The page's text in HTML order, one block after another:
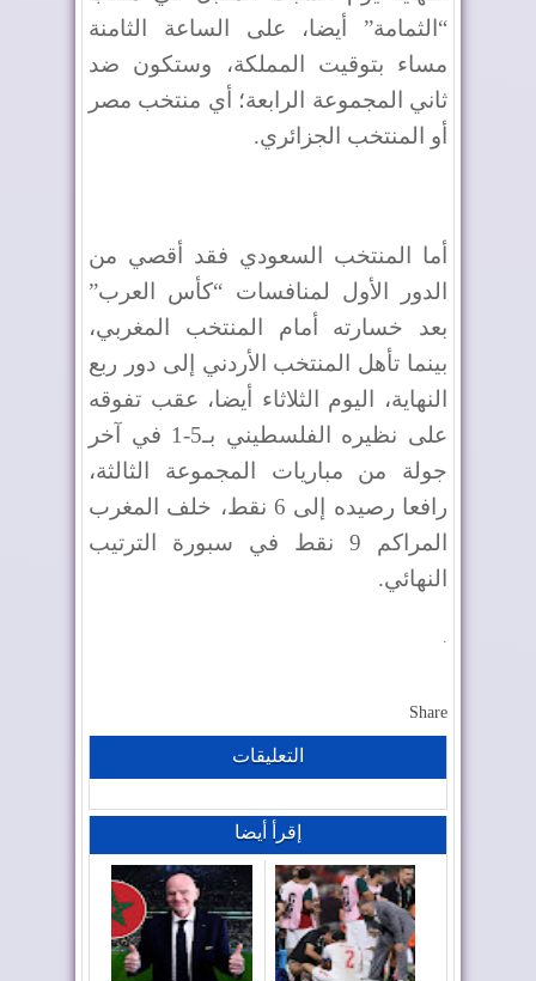
“الثمامة” أيضا، على الساعة الثامنة
مساء بتوقيت المملكة، وستكون ضد
ثاني المجموعة الرابعة؛ أي منتخب مصر
أو المنتخب الجزائري.
أما المنتخب السعودي فقد أقصي من
الدور الأول لمنافسات “كأس العرب”
بعد خسارته أمام المنتخب المغربي،
بينما تأهل المنتخب الأردني إلى دور ربع
النهاية، اليوم الثلاثاء أيضا، عقب تفوقه
على نظيره الفلسطيني بـ5-1 في آخر
جولة من مباريات المجموعة الثالثة،
رافعا رصيده إلى 6 نقط، خلف المغرب
المراكم 9 نقط في سبورة الترتيب
النهائي.
Share
التعليقات
إقرأ أيضا